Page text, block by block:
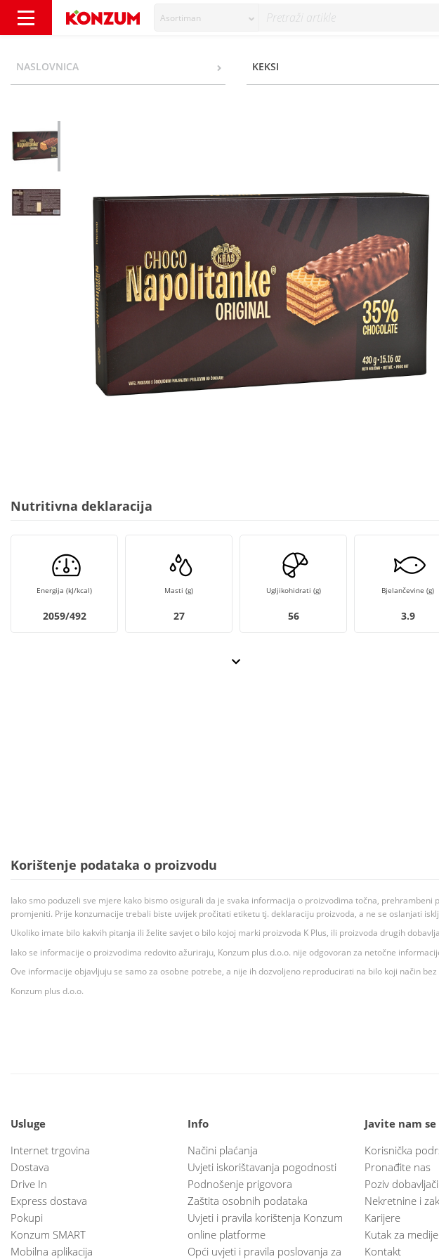
Asortiman
NASLOVNICA KEKSI
Nutritivna deklaracija
Energija (kJ/kcal)
2059/492
Masti (g)
27
Ugljikohidrati (g)
56
Bjelančevine (g)
3.9
Korištenje podataka o proizvodu
Iako smo poduzeli sve mjere kako bismo osigurali da je svaka informacija o proizvodima točna,
promjeniti. Prije konzumacije trebali biste uvijek pročitati etiketu tj. deklaraciju proizvoda, a ne se oslanjati
Ukoliko imate bilo kakvih pitanja ili želite savjet o bilo kojoj marki proizvoda K Plus, ili proizvoda drugih
Iako se informacije o proizvodima redovito ažuriraju, Konzum plus d.o.o. nije odgovoran za netočne
Ove informacije objavljuju se samo za osobne potrebe, a nije ih dozvoljeno reproducirati na bilo koji način
Konzum plus d.o.o.
Usluge
Internet trgovina
Dostava
Drive In
Express dostava
Pokupi
Konzum SMART
Mobilna aplikacija
Info
Načini plaćanja
Uvjeti iskorištavanja pogodnosti
Podnošenje prigovora
Zaštita osobnih podataka
Uvjeti i pravila korištenja Konzum
online platforme
Opći uvjeti i pravila poslovanja za
Javite nam se
Korisnička
Pronađite nas
Poziv
Nekretnine i
Karijere
Kutak za medije
Kontakt